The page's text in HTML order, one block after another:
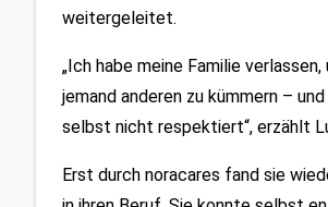
weitergeleitet.
„Ich habe meine Familie verlassen,
jemand anderen zu kümmern –
selbst nicht respektiert“, erzählt
Erst durch noracares fand sie